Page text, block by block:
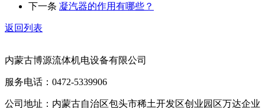
下一条 凝汽器的作用有哪些？
返回列表
内蒙古博源流体机电设备有限公司
服务电话：0472-5339906
公司地址：内蒙古自治区包头市稀土开发区创业园区万达企业